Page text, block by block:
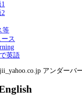
2
等
ス
英語
アンダーバ